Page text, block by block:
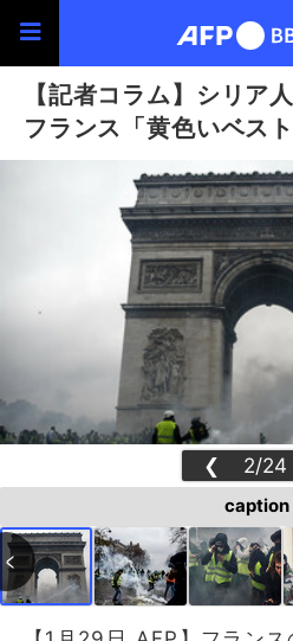
【記者コラム】シリア
フランス「黄色いベス
❮ 2/24
caption